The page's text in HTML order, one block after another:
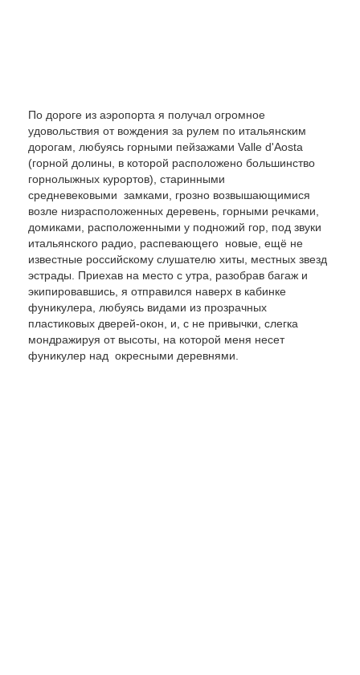
По дороге из аэропорта я получал огромное
удовольствия от вождения за рулем по итальянским
дорогам, любуясь горными пейзажами Valle d'Aosta
(горной долины, в которой расположено большинство
горнолыжных курортов), старинными
средневековыми замками, грозно возвышающимися
возле низрасположенных деревень, горными речками,
домиками, расположенными у подножий гор, под звуки
итальянского радио, распевающего новые, ещё не
известные российскому слушателю хиты, местных звезд
эстрады. Приехав на место с утра, разобрав багаж и
экипировавшись, я отправился наверх в кабинке
фуникулера, любуясь видами из прозрачных
пластиковых дверей-окон, и, с не привычки, слегка
мондражируя от высоты, на которой меня несет
фуникулер над окресными деревнями.